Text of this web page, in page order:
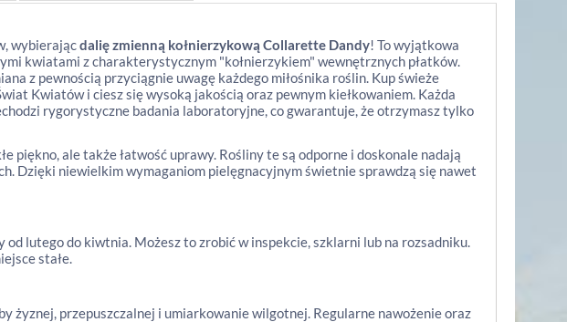
wybierającdalię zmienną kołnierzykową Collarette Dandy! To wyjątkowa
kwiatami z charakterystycznym "kołnierzykiem" wewnętrznych płatków.
z pewnością przyciągnie uwagę każdego miłośnika roślin. Kup świeże
Kwiatów i ciesz się wysoką jakością oraz pewnym kiełkowaniem. Każda
rygorystyczne badania laboratoryjne, co gwarantuje, że otrzymasz tylko
piękno, ale także łatwość uprawy. Rośliny te są odporne i doskonale nadają
Dzięki niewielkim wymaganiom pielęgnacyjnym świetnie sprawdzą się nawet
lutego do kiwtnia. Możesz to zrobić w inspekcie, szklarni lub na rozsadniku.
stałe.
żyznej, przepuszczalnej i umiarkowanie wilgotnej. Regularne nawożenie oraz